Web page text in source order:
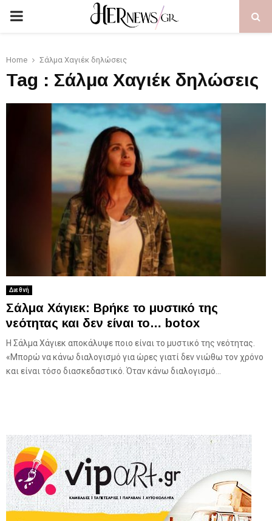
PRIMARY
Home Σάλμα Χαγιέκ δηλώσεις
Tag : Σάλμα Χαγιέκ δηλώσεις
Διεθνή
Σάλμα Χάγιεκ: Βρήκε το μυστικό της
νεότητας και δεν είναι το… botox
Η Σάλμα Χάγιεκ αποκάλυψε ποιο είναι το μυστικό της νεότητας.
«Μπορώ να κάνω διαλογισμό για ώρες γιατί δεν νιώθω τον χρόνο
και είναι τόσο διασκεδαστικό. Όταν κάνω διαλογισμό...